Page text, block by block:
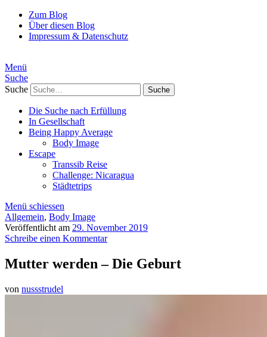
Zum Blog
Über diesen Blog
Impressum & Datenschutz
Menü
Suche
Suche
Die Suche nach Erfüllung
In Gesellschaft
Being Happy Average
Body Image
Escape
Transsib Reise
Challenge: Nicaragua
Städtetrips
Menü schiessen
Allgemein, Body Image
Veröffentlicht am 29. November 2019
Schreibe einen Kommentar
Mutter werden – Die Geburt
von nussstrudel